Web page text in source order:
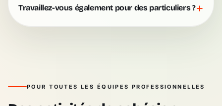
Travaillez-vous également pour des particuliers ?+
POUR TOUTES LES ÉQUIPES PROFESSIONNELLES